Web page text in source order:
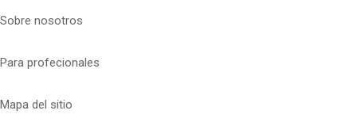
Sobre nosotros
Para profecionales
Mapa del sitio